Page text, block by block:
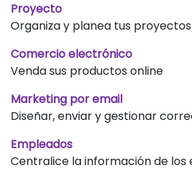
Proyecto
Organiza y planea tus proyectos
Comercio electrónico
Venda sus productos online
Marketing por email
Diseñar, enviar y gestionar
Empleados
Centralice la información de los